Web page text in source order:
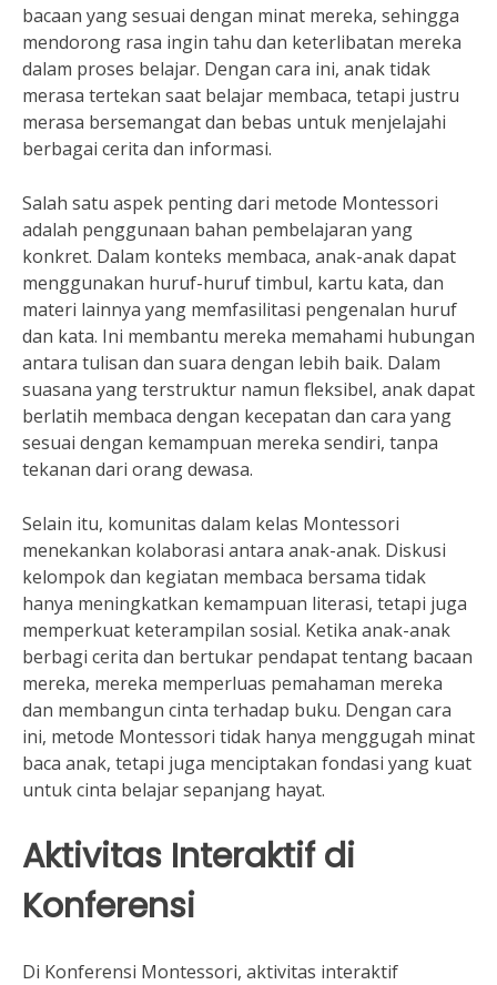
bacaan yang sesuai dengan minat mereka, sehingga
mendorong rasa ingin tahu dan keterlibatan mereka
dalam proses belajar. Dengan cara ini, anak tidak
merasa tertekan saat belajar membaca, tetapi justru
merasa bersemangat dan bebas untuk menjelajahi
berbagai cerita dan informasi.
Salah satu aspek penting dari metode Montessori
adalah penggunaan bahan pembelajaran yang
konkret. Dalam konteks membaca, anak-anak dapat
menggunakan huruf-huruf timbul, kartu kata, dan
materi lainnya yang memfasilitasi pengenalan huruf
dan kata. Ini membantu mereka memahami hubungan
antara tulisan dan suara dengan lebih baik. Dalam
suasana yang terstruktur namun fleksibel, anak dapat
berlatih membaca dengan kecepatan dan cara yang
sesuai dengan kemampuan mereka sendiri, tanpa
tekanan dari orang dewasa.
Selain itu, komunitas dalam kelas Montessori
menekankan kolaborasi antara anak-anak. Diskusi
kelompok dan kegiatan membaca bersama tidak
hanya meningkatkan kemampuan literasi, tetapi juga
memperkuat keterampilan sosial. Ketika anak-anak
berbagi cerita dan bertukar pendapat tentang bacaan
mereka, mereka memperluas pemahaman mereka
dan membangun cinta terhadap buku. Dengan cara
ini, metode Montessori tidak hanya menggugah minat
baca anak, tetapi juga menciptakan fondasi yang kuat
untuk cinta belajar sepanjang hayat.
Aktivitas Interaktif di
Konferensi
Di Konferensi Montessori, aktivitas interaktif